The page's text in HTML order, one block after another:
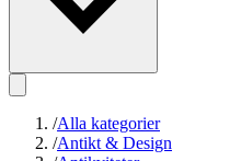
/Alla kategorier
/Antikt & Design